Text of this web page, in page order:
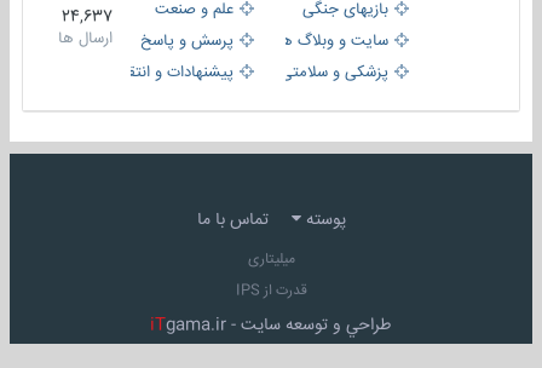
بازیهای جنگی
علم و صنعت
سایت و وبلاگ ها
پرسش و پاسخ
پزشکی و سلامتی
پیشنهادات و انتقادات
24,637
ارسال ها
پوسته تماس با ما
میلیتاری
قدرت از IPS
طراحي و توسعه سايت - iTgama.ir